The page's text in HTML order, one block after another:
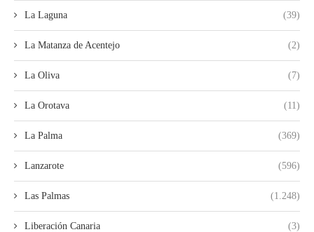
La Laguna (39)
La Matanza de Acentejo (2)
La Oliva (7)
La Orotava (11)
La Palma (369)
Lanzarote (596)
Las Palmas (1.248)
Liberación Canaria (3)